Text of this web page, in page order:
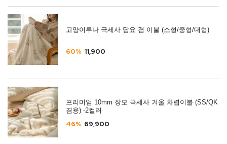
고양이루나 극세사 담요 겸 이불 (소형/중형/대형)
60% 11,900
프리미엄 10mm 장모 극세사 겨울 차렵이불 (SS/QK
겸용) -2컬러
46% 69,900